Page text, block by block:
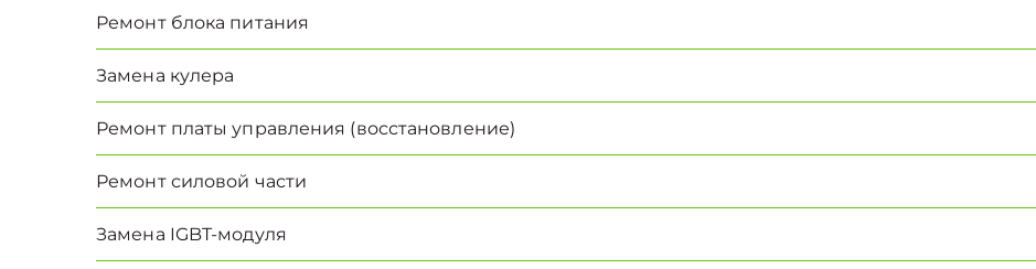
Ремонт блока питания
Замена кулера
Ремонт платы управления (восстановление)
Ремонт силовой части
Замена IGBT-модуля